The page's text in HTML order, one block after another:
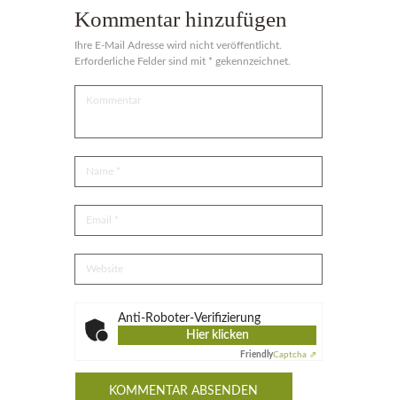
Kommentar hinzufügen
Ihre E-Mail Adresse wird nicht veröffentlicht.
Erforderliche Felder sind mit * gekennzeichnet.
Anti-Roboter-Verifizierung
Hier klicken
FriendlyCaptcha ⇗